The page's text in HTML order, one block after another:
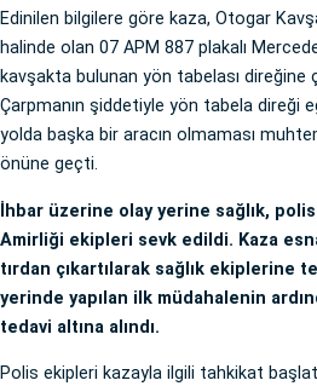
Edinilen bilgilere göre kaza, Otogar
halinde olan 07 APM 887 plakalı
kavşakta bulunan yön tabelası direğine
Çarpmanın şiddetiyle yön tabela direği
yolda başka bir aracın olmaması
önüne geçti.
İhbar üzerine olay yerine sağlık,
Amirliği ekipleri sevk edildi. Kaza
tırdan çıkartılarak sağlık ekiplerine
yerinde yapılan ilk müdahalenin
tedavi altına alındı.
Polis ekipleri kazayla ilgili tahkikat